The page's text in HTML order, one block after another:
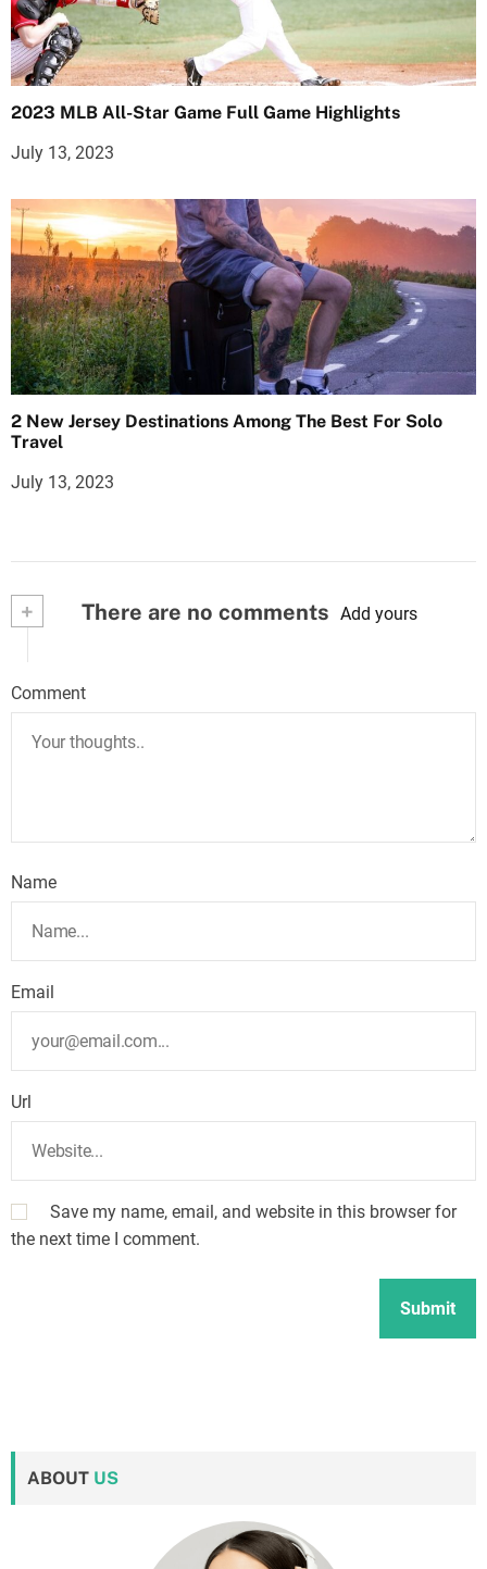
2023 MLB All-Star Game Full Game Highlights
July 13, 2023
2 New Jersey Destinations Among The Best For Solo
Travel
July 13, 2023
+ There are no comments Add yours
Comment
Name
Email
Url
Save my name, email, and website in this browser for
the next time I comment.
ABOUT US